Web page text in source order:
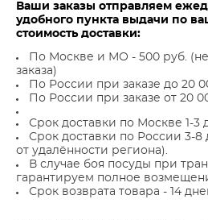
Ваши заказы отправляем
удобного пункта выдачи по
стоимость доставки:
По Москве и МО - 500 руб.
заказа)
По России при заказе до 20
По России при заказе от 20
Срок доставки по Москве 1-3
Срок доставки по России 3-8
от удалённости региона).
В случае боя посуды при
гарантируем полное
Срок возврата товара - 14